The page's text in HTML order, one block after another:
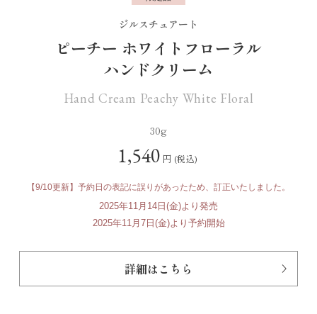
ジルスチュアート
ピーチー ホワイトフローラル
ハンドクリーム
Hand Cream Peachy White Floral
30g
1,540 円 (税込)
【9/10更新】 予約日の表記に誤りがあったため、 訂正いたしました。
2025年11月14日(金)より発売
2025年11月7日(金)より予約開始
詳細はこちら